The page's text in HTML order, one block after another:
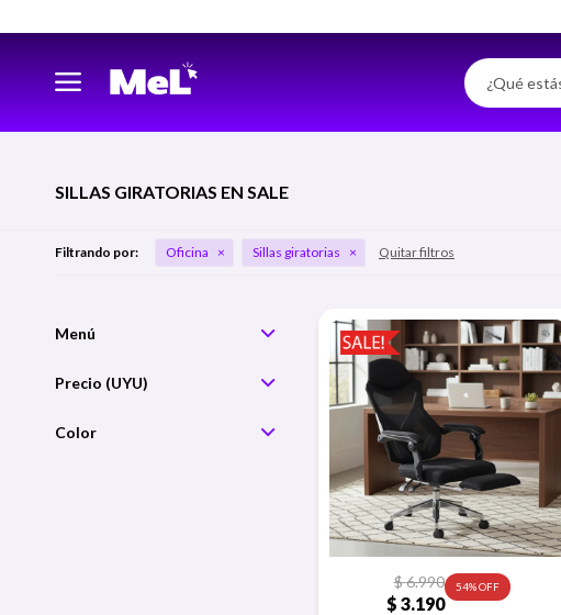
SILLAS GIRATORIAS EN SALE
Filtrando por: Oficina Sillas giratorias Quitar filtros
$ 3.190
$6.990 54
Precio
Color